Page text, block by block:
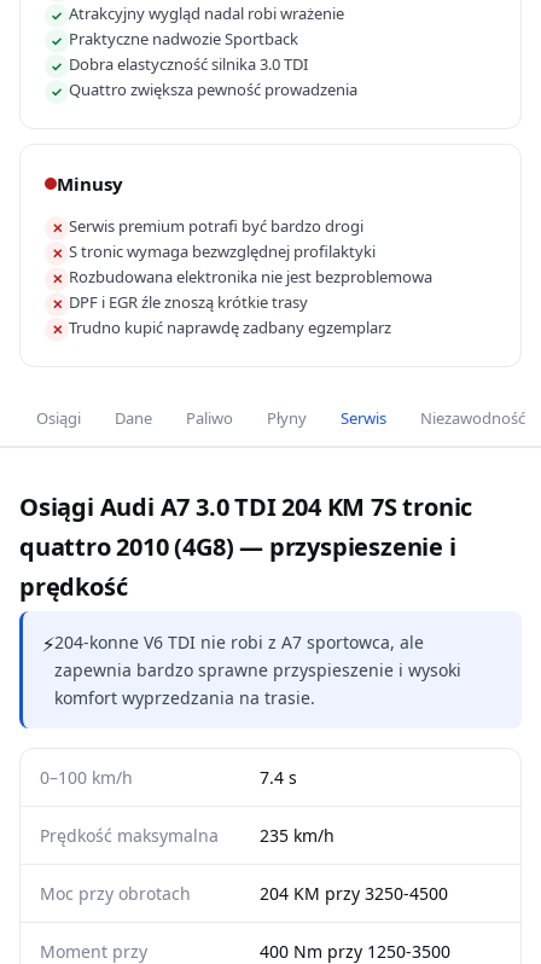
✓ Atrakcyjny wygląd nadal robi wrażenie
✓ Praktyczne nadwozie Sportback
✓ Dobra elastyczność silnika 3.0 TDI
✓ Quattro zwiększa pewność prowadzenia
Minusy
✕ Serwis premium potrafi być bardzo drogi
✕ S tronic wymaga bezwzględnej profilaktyki
✕ Rozbudowana elektronika nie jest bezproblemowa
✕ DPF i EGR źle znoszą krótkie trasy
✕ Trudno kupić naprawdę zadbany egzemplarz
Osiągi Dane Paliwo Płyny Serwis Niezawodność
Osiągi Audi A7 3.0 TDI 204 KM 7S tronic
quattro 2010 (4G8) — przyspieszenie i
prędkość
⚡204-konne V6 TDI nie robi z A7 sportowca, ale
zapewnia bardzo sprawne przyspieszenie i wysoki
komfort wyprzedzania na trasie.
0–100 km/h 7.4 s
Prędkość maksymalna 235 km/h
Moc przy obrotach 204 KM przy 3250-4500
Moment przy
400 Nm przy 1250-3500